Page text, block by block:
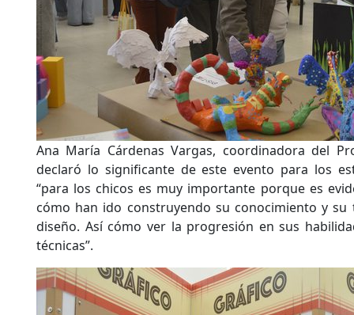
Ana María Cárdenas Vargas, coordinadora del
declaró lo significante de este evento para los
“para los chicos es muy importante porque es
cómo han ido construyendo su conocimiento y su
diseño. Así cómo ver la progresión en sus
técnicas”.